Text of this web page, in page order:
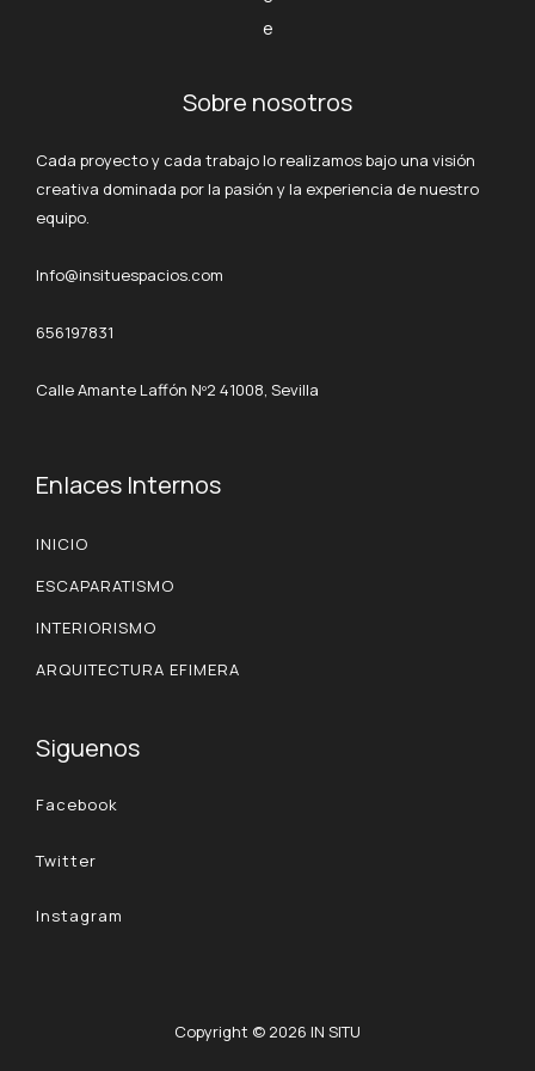
e
Sobre nosotros
Cada proyecto y cada trabajo lo realizamos bajo una visión
creativa dominada por la pasión y la experiencia de nuestro
equipo.
Info@insituespacios.com
656197831
Calle Amante Laffón Nº2 41008, Sevilla
Enlaces Internos
INICIO
ESCAPARATISMO
INTERIORISMO
ARQUITECTURA EFIMERA
Siguenos
Facebook
Twitter
Instagram
Copyright © 2026 IN SITU